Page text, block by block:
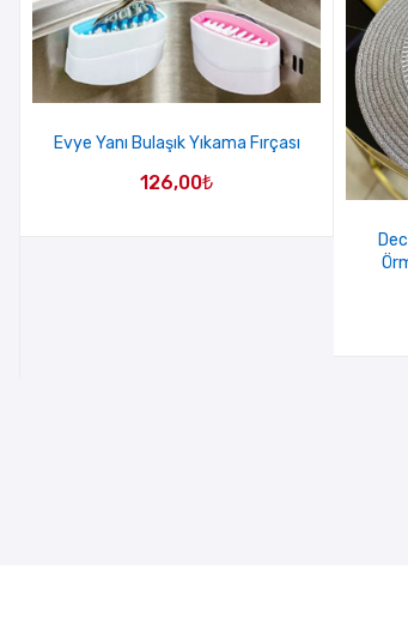
Evye Yanı Bulaşık Yıkama Fırçası
126,00₺